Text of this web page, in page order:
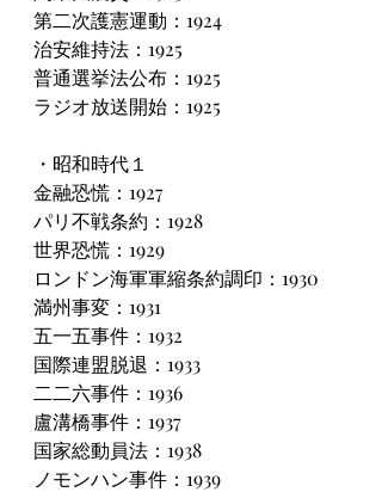
第二次護憲運動：1924
治安維持法：1925
普通選挙法公布：1925
ラジオ放送開始：1925
・昭和時代１
金融恐慌：1927
パリ不戦条約：1928
世界恐慌：1929
ロンドン海軍軍縮条約調印：1930
満州事変：1931
五一五事件：1932
国際連盟脱退：1933
二二六事件：1936
盧溝橋事件：1937
国家総動員法：1938
ノモンハン事件：1939